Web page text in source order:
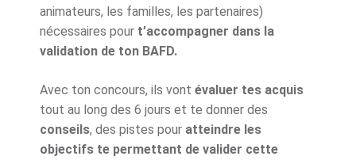
animateurs, les familles, les partenaires)
nécessaires pour t’accompagner dans la
validation de ton BAFD.
Avec ton concours, ils vont évaluer tes acquis
tout au long des 6 jours et te donner des
conseils, des pistes pour atteindre les
objectifs te permettant de valider cette